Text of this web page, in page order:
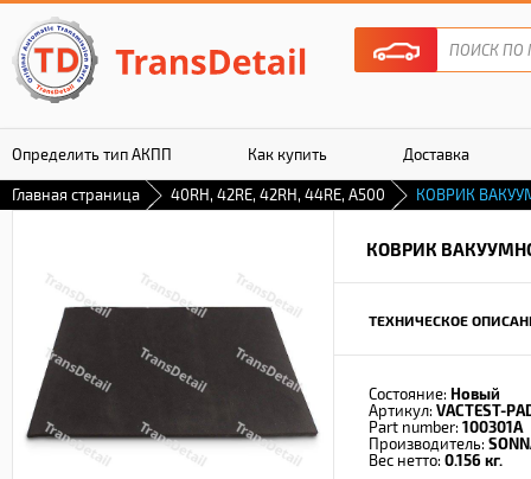
Определить тип АКПП Как купить Доставка
Гарантия
Главная страница 40RH, 42RE, 42RH, 44RE, A500 КОВРИК
КОВРИК
ТЕХНИЧЕСКОЕ
Состояние: Новый
Артикул: VACTEST-
Part number: 100301A
Производитель:
Вес нетто: 0.156 кг.